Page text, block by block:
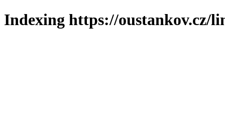
Indexing https://oustankov.cz/